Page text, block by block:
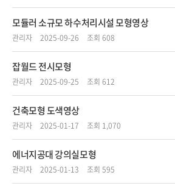
모듈러 소규모 하수처리시설 모형영상
관리자 2025-09-26 조회 608
잡월드 전시모형
관리자 2025-09-25 조회 612
건축모형 도색영상
관리자 2025-01-17 조회 1,070
에너지공대 강의실모형
관리자 2025-01-13 조회 595